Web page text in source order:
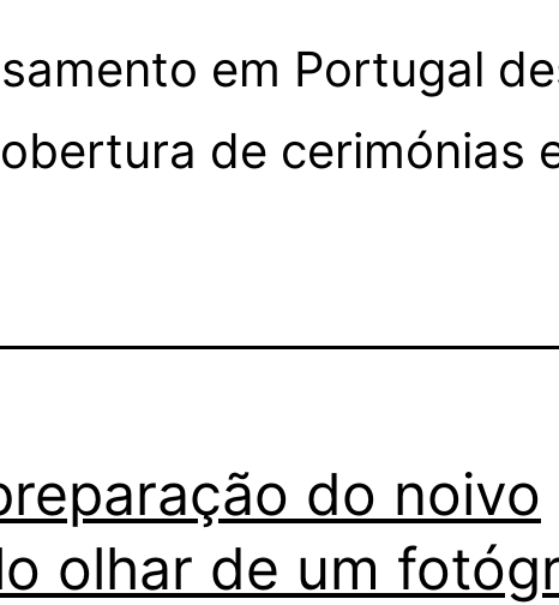
em Portugal
de cerimónias
do noivo
olhar de um